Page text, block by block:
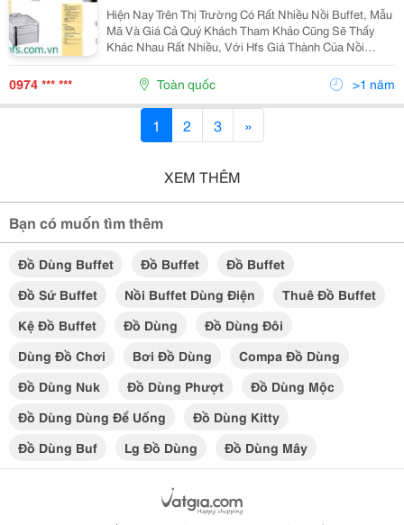
Hiện Nay Trên Thị Trường Có Rất Nhiều Nồi Buffet, Mẫu
Mã Và Giá Cả Quý Khách Tham Khảo Cũng Sẽ Thấy
Khác Nhau Rất Nhiều, Với Hfs Giá Thành Của Nồi
Buffet Tạm Thời Được Quyết Định Bởi Những Yếu Tố
Chính Như Thương Hiệu, Chất Liệu, Thiết Kế, Công
Năng...
0974 *** *** Toàn quốc >1 năm
1 2 3 »
XEM THÊM
Bạn có muốn tìm thêm
Đồ Dùng Buffet Đồ Buffet
Đồ Buffet
Đồ Sứ Buffet
Nồi Buffet Dùng Điện
Thuê Đồ Buffet
Kệ Đồ Buffet
Đồ Dùng
Đồ Dùng Đôi
Dùng Đồ Chơi
Bơi Đồ Dùng
Compa Đồ Dùng
Đồ Dùng Nuk
Đồ Dùng Phượt
Đồ Dùng Mộc
Đồ Dùng Dùng Để Uống
Đồ Dùng Kitty
Đồ Dùng Buf
Lg Đồ Dùng Đồ Dùng Mây